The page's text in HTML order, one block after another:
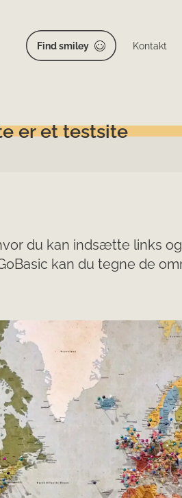
Find smiley Kontakt
er et testsite
du kan indsætte links
kan du tegne de